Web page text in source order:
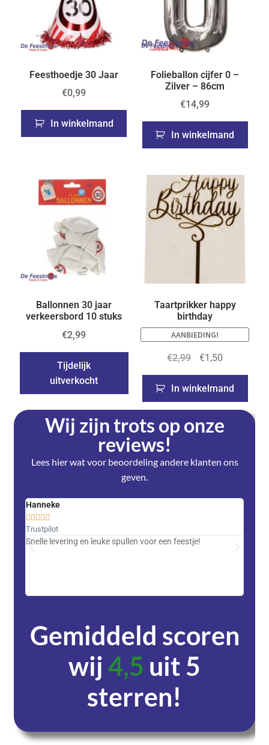
Feesthoedje 30 Jaar
€0,99
In winkelmand
Folieballon cijfer 0 –
Zilver – 86cm
€14,99
In winkelmand
Ballonnen 30 jaar
verkeersbord 10 stuks
€2,99
Tijdelijk
uitverkocht
Taartprikker happy
birthday
AANBIEDING!
€2,99 €1,50
In winkelmand
Wij zijn trots op onze
reviews!
Lees hier wat voor beoordeling andere klanten ons
geven.
Hanneke
    
Trustpilot
Snelle levering en leuke spullen voor een feestje!
Gemiddeld scoren
wij4,5 uit 5
sterren!